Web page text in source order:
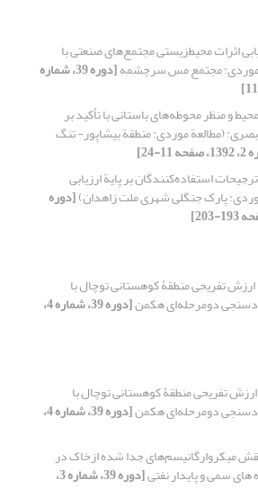
اثرات محیط‌زیستی مجتمع‌های صنعتی با
[دوره 39، شماره
و منظر محوطه‌های باستانی با تأکید بر
(مطالعة موردی: منطقة بیشاپور- تنگ
استفاده‌کنندگان بر پایة ارزیابی
پارک جنگلی شهری ملت زاهدان)[دوره
ارزش تفریحی منطقۀ کوهستانی توچال با
دو‌مرحله‌ای هکمن [دوره 39، شماره 4،
تفریحی منطقۀ کوهستانی توچال با
دو‌مرحله‌ای هکمن [دوره 39، شماره 4،
میکروارگانیسم‌های جدا شده ازخاک در
های سمی و پایدار نفتی [دوره 39، شماره 3،